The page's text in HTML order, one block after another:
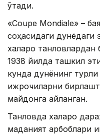
ўтади.
«Coupe Mondiale» –
соҳасидаги дунёдаги
халқаро
1938 йилда ташкил
кунда дунёнинг
ижрочиларни
майдонга айланган.
Танловда халқаро
маданият арбоблари